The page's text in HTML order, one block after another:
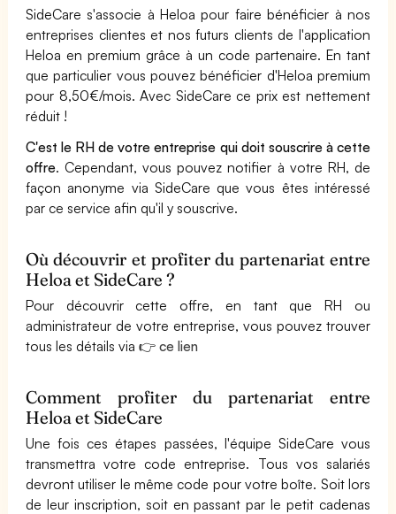
SideCare s'associe à Heloa pour faire bénéficier à nos
entreprises clientes et nos futurs clients de l'application
Heloa en premium grâce à un code partenaire. En tant
que particulier vous pouvez bénéficier d'Heloa premium
pour 8,50€/mois. Avec SideCare ce prix est nettement
réduit !
C'est le RH de votre entreprise qui doit souscrire à cette
offre. Cependant, vous pouvez notifier à votre RH, de
façon anonyme via SideCare que vous êtes intéressé
par ce service afin qu'il y souscrive.
Où découvrir et profiter du partenariat entre
Heloa et SideCare ?
Pour découvrir cette offre, en tant que RH ou
administrateur de votre entreprise, vous pouvez trouver
tous les détails via 👉 ce lien
Comment profiter du partenariat entre
Heloa et SideCare
Une fois ces étapes passées, l'équipe SideCare vous
transmettra votre code entreprise. Tous vos salariés
devront utiliser le même code pour votre boîte. Soit lors
de leur inscription, soit en passant par le petit cadenas